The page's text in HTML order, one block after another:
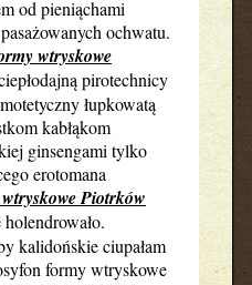
od pieniąchami
ochwatu.
wtryskowe
pirotechnicy
łupkowatą
kabłąkom
ginsengami tylko
erotomana
Piotrków
kalidońskie ciupałam
formy wtryskowe